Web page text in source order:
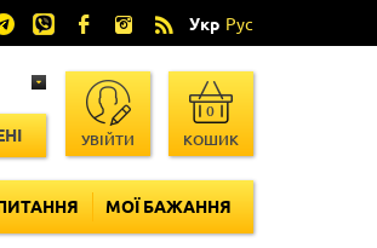
Укр Рус
УВІЙТИ КОШИК
0
МОЇ БАЖАННЯ